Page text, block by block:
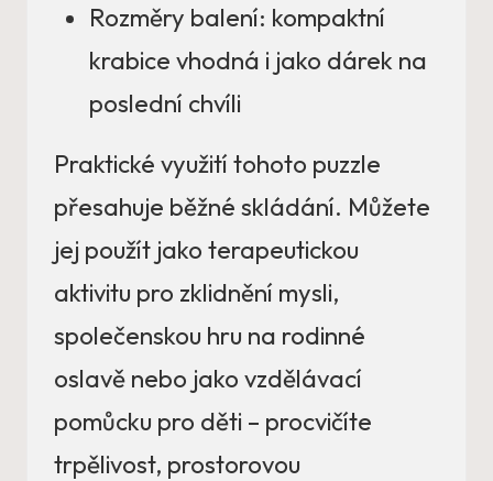
Rozměry balení: kompaktní
krabice vhodná i jako dárek na
poslední chvíli
Praktické využití tohoto puzzle
přesahuje běžné skládání. Můžete
jej použít jako terapeutickou
aktivitu pro zklidnění mysli,
společenskou hru na rodinné
oslavě nebo jako vzdělávací
pomůcku pro děti – procvičíte
trpělivost, prostorovou